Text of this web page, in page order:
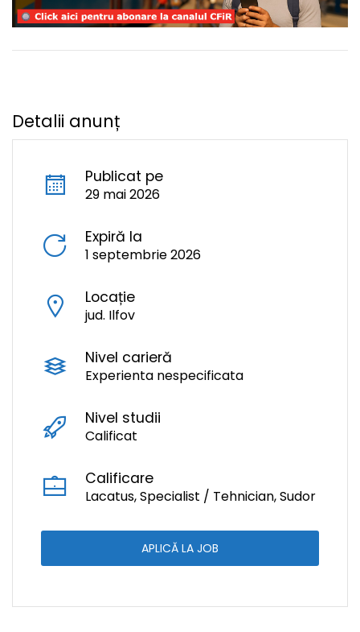
Detalii anunț
Publicat pe
29 mai 2026
Expiră la
1 septembrie 2026
Locație
jud. Ilfov
Nivel carieră
Experienta nespecificata
Nivel studii
Calificat
Calificare
Lacatus, Specialist / Tehnician, Sudor
APLICĂ LA JOB